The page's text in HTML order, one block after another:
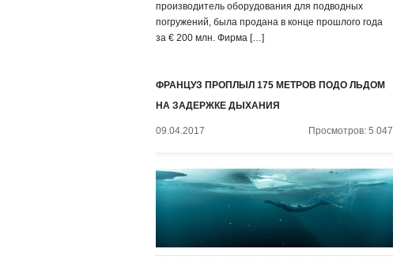
производитель оборудования для подводных
погружений, была продана в конце прошлого года
за € 200 млн. Фирма […]
ФРАНЦУЗ ПРОПЛЫЛ 175 МЕТРОВ ПОДО ЛЬДОМ
НА ЗАДЕРЖКЕ ДЫХАНИЯ
09.04.2017 Просмотров: 5 047